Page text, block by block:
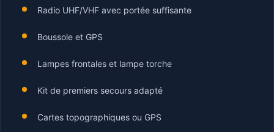
Radio UHF/VHF avec portée suffisante
Boussole et GPS
Lampes frontales et lampe torche
Kit de premiers secours adapté
Cartes topographiques ou GPS